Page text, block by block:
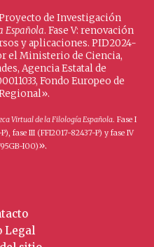
de Investigación
Española. Fase V: renovación
y aplicaciones. PID2024-
el Ministerio de Ciencia,
Agencia Estatal de
Fondo Europeo de
Virtual de la Filología Española. Fase I
fase III (FFI2017-82437-P) y fase IV
I00)».
Legal